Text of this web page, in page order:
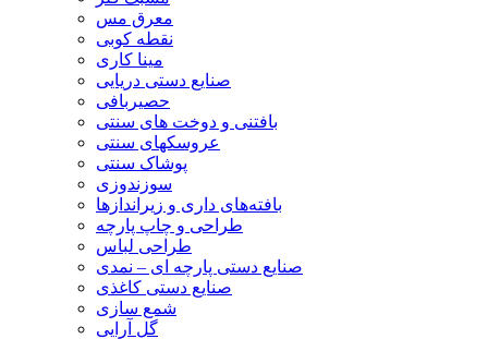
معرق مس
نقطه کوبی
مینا کاری
صنایع دستی دریایی
حصیربافی
بافتنی‌ و دوخت های سنتی
عروسکهای سنتی
پوشاک سنتی
سوزندوزی
بافته‌های داری و زیراندازها
طراحی و چاپ پارچه
طراحی لباس
صنایع دستی پارچه ای – نمدی
صنایع دستی کاغذی
شمع سازی
گل آرایی